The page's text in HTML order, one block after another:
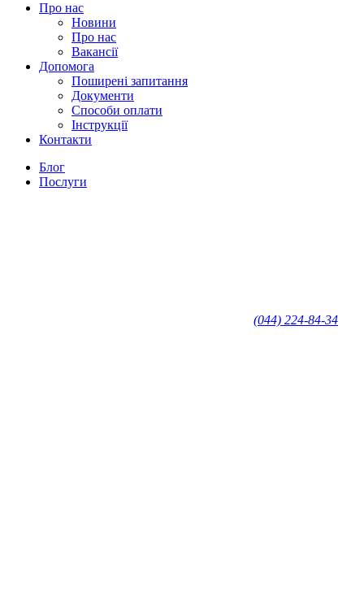
Про нас
Новини
Про нас
Вакансії
Допомога
Поширені запитання
Документи
Способи оплати
Інструкції
Контакти
Блог
Послуги
(044) 224-84-34